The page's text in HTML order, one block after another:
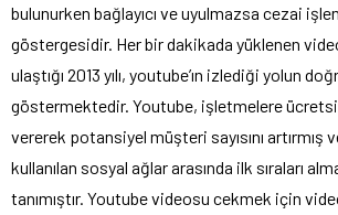
bulunurken bağlayıcı ve uyulmazsa cezai
göstergesidir. Her bir dakikada yüklenen
ulaştığı 2013 yılı, youtube’ın izlediği yolun
göstermektedir. Youtube, işletmelere
vererek potansiyel müşteri sayısını artırmış
kullanılan sosyal ağlar arasında ilk sıraları
tanımıştır. Youtube videosu cekmek için